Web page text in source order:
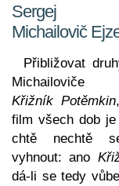
Sergej
Michailovič
Přibližovat
Michailoviče
Křižník Potěmkin
film všech dob
chtě nechtě
vyhnout: ano
dá-li se tedy